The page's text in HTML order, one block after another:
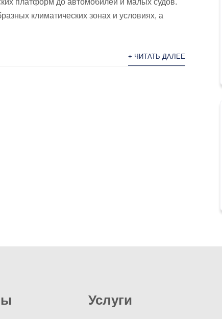
платформ до автомобилей и малых судов.
климатических зонах и условиях, а
+ ЧИТАТЬ ДАЛЕЕ
Услуги